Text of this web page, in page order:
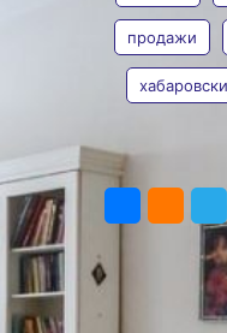
года
чаще
—
белье
продажи